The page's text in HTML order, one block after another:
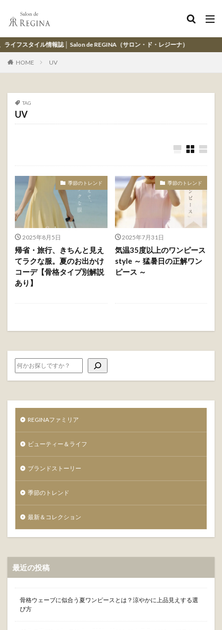
タイル情報誌 │ Salon de REGINA（サロン・ド・レジーナ）
HOME UV
TAG
UV
季節のトレンド
2025年8月5日
帰省・旅行、きちんと見え
てラクな服。夏のお出かけ
コーデ【骨格タイプ別解説
あり】
季節のトレンド
2025年7月31日
気温35度以上のワンピース
style ～ 猛暑日の正解ワン
ピース ～
REGINAファミリア
ビューティー＆ライフ
ブランドストーリー
季節のトレンド
最新＆コレクション
最近の投稿
骨格ウェーブに似合う夏ワンピースとは？涼やかに上品見えする選
び方